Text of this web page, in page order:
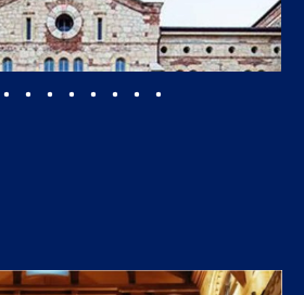
aperte le iscrizioni al Master...